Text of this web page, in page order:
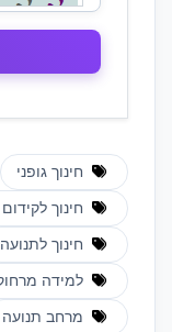
חינוך גופני
חינוך
חינוך לתנועה
למידה
מרחב תנועה